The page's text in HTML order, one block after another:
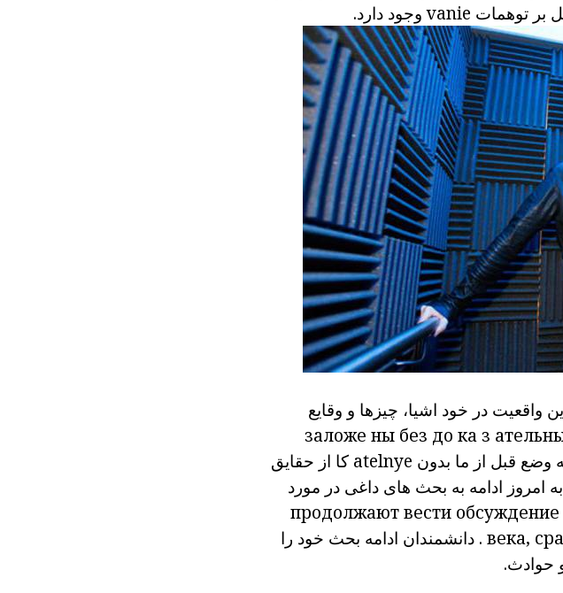
بر توهمات vanie وجود دارد.
واقعیت در خود اشیا، چیزها و وقایع
заложе ны без до ка з
وضع قبل از ما بدون atelnye کا از حقایق
به امروز ادامه به بحث های داغی در مورد
продолжают вести обсуждение
века,
. دانشمندان ادامه بحث خود را
حوادث.